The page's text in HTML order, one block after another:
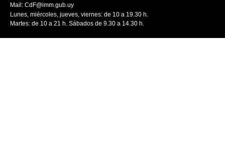
Mail: CdF@imm.gub.uy
Lunes, miércoles, jueves, viernes: de 10 a 19.30 h.
Martes: de 10 a 21 h. Sábados de 9.30 a 14.30 h.